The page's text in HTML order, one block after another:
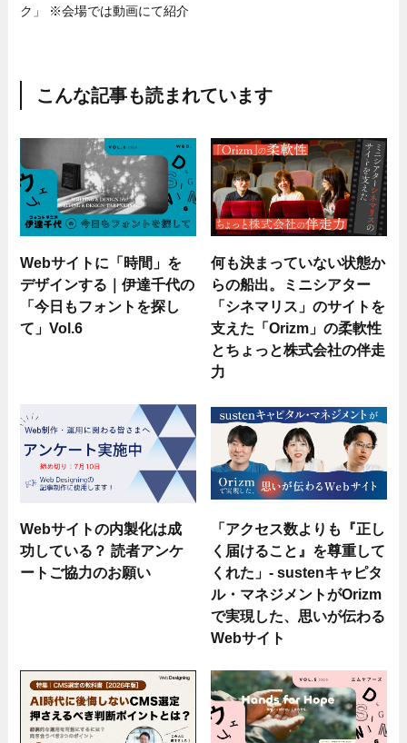
ク」 ※会場では動画にて紹介
こんな記事も読まれています
Webサイトに「時間」を
デザインする｜伊達千代の
「今日もフォントを探し
て」Vol.6
何も決まっていない状態か
らの船出。ミニシアター
「シネマリス」のサイトを
支えた「Orizm」の柔軟性
とちょっと株式会社の伴走
力
Webサイトの内製化は成
功している？ 読者アンケ
ートご協力のお願い
「アクセス数よりも『正し
く届けること』を尊重して
くれた」- sustenキャピタ
ル・マネジメントがOrizm
で実現した、思いが伝わる
Webサイト